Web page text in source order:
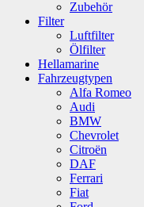
Zubehör
Filter
Luftfilter
Ölfilter
Hellamarine
Fahrzeugtypen
Alfa Romeo
Audi
BMW
Chevrolet
Citroën
DAF
Ferrari
Fiat